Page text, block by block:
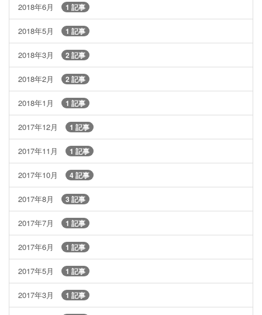
2018年6月 1 記事
2018年5月 1 記事
2018年3月 2 記事
2018年2月 2 記事
2018年1月 1 記事
2017年12月 1 記事
2017年11月 1 記事
2017年10月 4 記事
2017年8月 3 記事
2017年7月 1 記事
2017年6月 1 記事
2017年5月 1 記事
2017年3月 1 記事